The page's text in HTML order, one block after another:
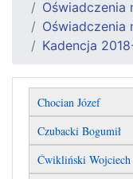
Oświadczenia
Oświadczenia
Kadencja
Chocian Józef
Czubacki Bogumił
Ćwikliński Wojciech